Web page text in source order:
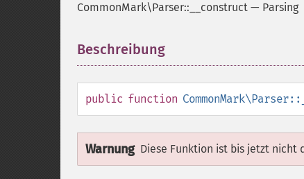
CommonMark\Parser::__construct — Parsing
Beschreibung
public function
Warnung Diese Funktion ist bis jetzt nicht